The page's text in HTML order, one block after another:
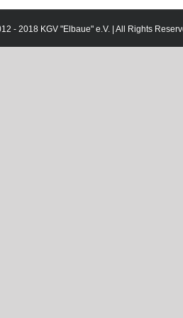
- 2018 KGV "Elbaue" e.V. | All Rights